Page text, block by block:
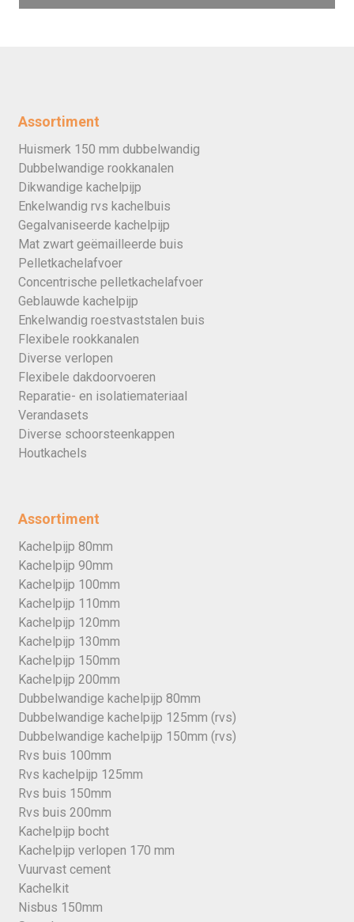
Assortiment
Huismerk 150 mm dubbelwandig
Dubbelwandige rookkanalen
Dikwandige kachelpijp
Enkelwandig rvs kachelbuis
Gegalvaniseerde kachelpijp
Mat zwart geëmailleerde buis
Pelletkachelafvoer
Concentrische pelletkachelafvoer
Geblauwde kachelpijp
Enkelwandig roestvaststalen buis
Flexibele rookkanalen
Diverse verlopen
Flexibele dakdoorvoeren
Reparatie- en isolatiemateriaal
Verandasets
Diverse schoorsteenkappen
Houtkachels
Assortiment
Kachelpijp 80mm
Kachelpijp 90mm
Kachelpijp 100mm
Kachelpijp 110mm
Kachelpijp 120mm
Kachelpijp 130mm
Kachelpijp 150mm
Kachelpijp 200mm
Dubbelwandige kachelpijp 80mm
Dubbelwandige kachelpijp 125mm (rvs)
Dubbelwandige kachelpijp 150mm (rvs)
Rvs buis 100mm
Rvs kachelpijp 125mm
Rvs buis 150mm
Rvs buis 200mm
Kachelpijp bocht
Kachelpijp verlopen 170 mm
Vuurvast cement
Kachelkit
Nisbus 150mm